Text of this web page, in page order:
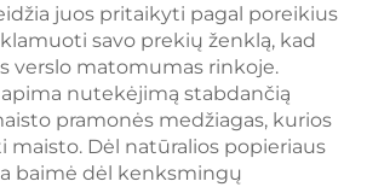
juos pritaikyti pagal poreikius
savo prekių ženklą, kad
verslo matomumas rinkoje.
apima nutekėjimą stabdančią
pramonės medžiagas, kurios
maisto. Dėl natūralios popieriaus
baimė dėl kenksmingų